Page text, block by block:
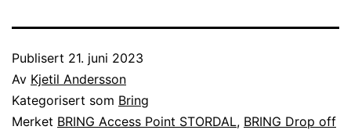
Publisert 21. juni 2023
Av Kjetil Andersson
Kategorisert som Bring
Merket BRING Access Point STORDAL, BRING Drop off